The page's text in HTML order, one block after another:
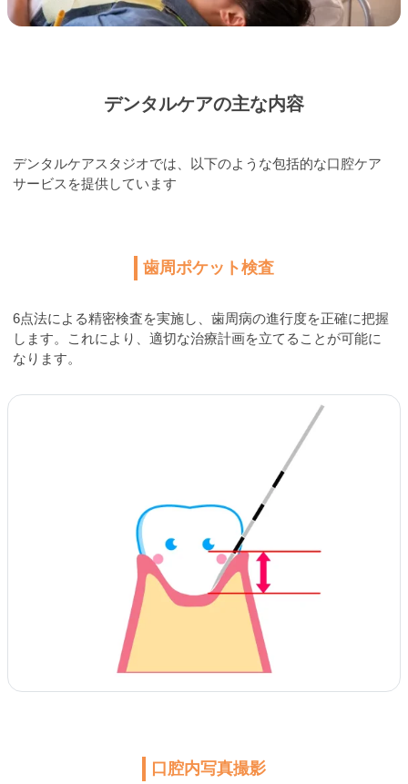
デンタルケアの主な内容
デンタルケアスタジオでは、以下のような包括的な口腔ケア
サービスを提供しています
歯周ポケット検査
6点法による精密検査を実施し、歯周病の進行度を正確に把握
します。これにより、適切な治療計画を立てることが可能に
なります。
口腔内写真撮影